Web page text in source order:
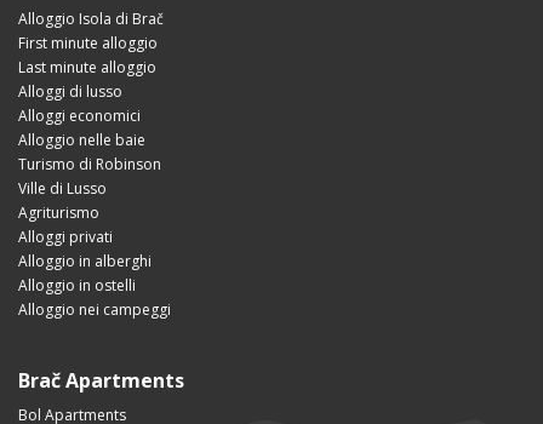
Alloggio Isola di Brač
First minute alloggio
Last minute alloggio
Alloggi di lusso
Alloggi economici
Alloggio nelle baie
Turismo di Robinson
Ville di Lusso
Agriturismo
Alloggi privati
Alloggio in alberghi
Alloggio in ostelli
Alloggio nei campeggi
Brač Apartments
Bol Apartments